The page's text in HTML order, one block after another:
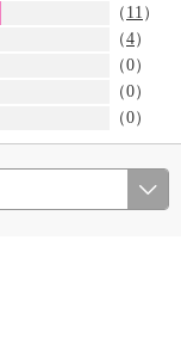
（ 11 ）
（4）
（0）
（0）
（0）